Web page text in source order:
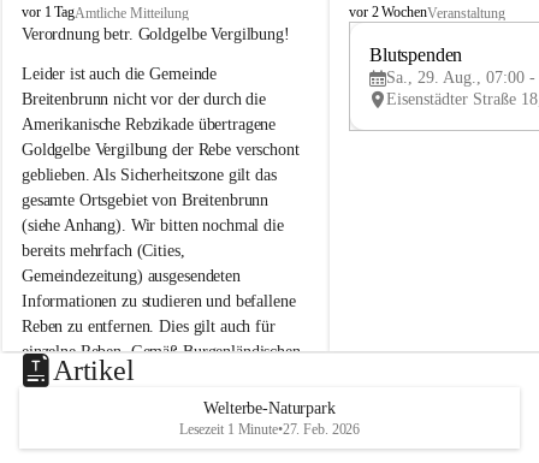
B
r
i
t
e
n
b
r
u
n
n
a
m
N
e
u
s
d
vor 1 TagAmtliche Mitteilung
Verordnung betr. Goldgelbe Vergilbung!
Leider ist auch die Gemeinde
Breitenbrunn nicht vor der durch die
Amerikanische Rebzikade übertragene
Goldgelbe Vergilbung der Rebe verschont
geblieben. Als Sicherheitszone gilt das
gesamte Ortsgebiet von Breitenbrunn
(siehe Anhang). Wir bitten nochmal die
bereits mehrfach (Cities,
Gemeindezeitung) ausgesendeten
Informationen zu studieren und befallene
Reben zu entfernen. Dies gilt auch für
einzelne Reben. Gemäß Burgenländischen
Weinbaugesetz sind nicht gepflegte oder
unzulässige Weingärten zu roden! Bitte
helfen wir zusammen um unsere Winzer
vor den prognostizierten Ernteausfällen
B
e
u
e
d
vor 2 WochenVeranstaltung
Blutspenden
Sa., 29. Aug., 07:00 -
Artikel
Welterbe-Naturpark
Lesezeit 1 Minute•27. Feb. 2026